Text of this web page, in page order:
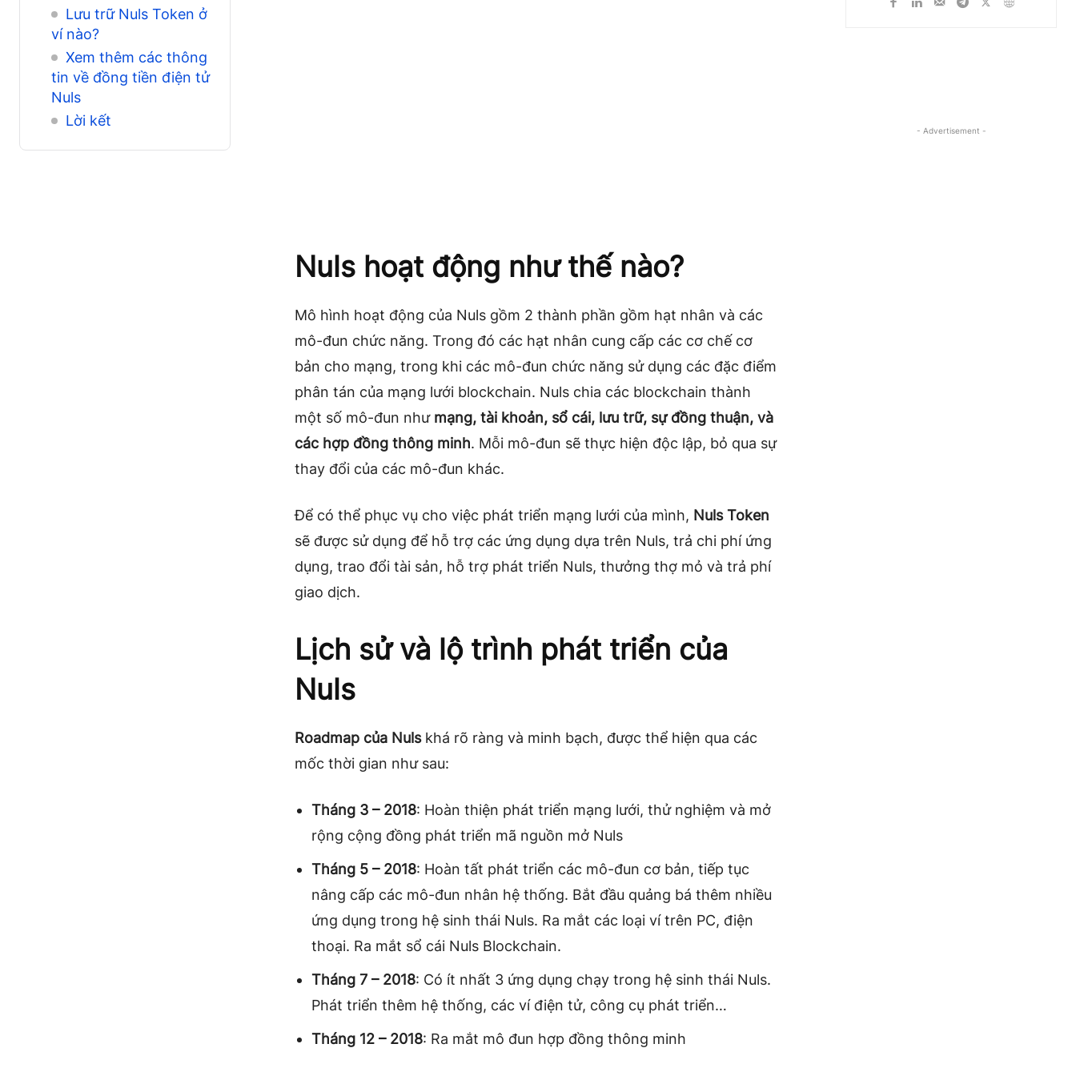
Lưu trữ Nuls Token ở
ví nào?
Xem thêm các thông
tin về đồng tiền điện tử
Nuls
Lời kết
Nuls hoạt động như thế nào?
Mô hình hoạt động của Nuls gồm 2 thành phần gồm hạt nhân và các
mô-đun chức năng. Trong đó các hạt nhân cung cấp các cơ chế cơ
bản cho mạng, trong khi các mô-đun chức năng sử dụng các đặc điểm
phân tán của mạng lưới blockchain. Nuls chia các blockchain thành
một số mô-đun như mạng, tài khoản, sổ cái, lưu trữ, sự đồng thuận, và
các hợp đồng thông minh. Mỗi mô-đun sẽ thực hiện độc lập, bỏ qua sự
thay đổi của các mô-đun khác.
Để có thể phục vụ cho việc phát triển mạng lưới của mình, Nuls Token
sẽ được sử dụng để hỗ trợ các ứng dụng dựa trên Nuls, trả chi phí ứng
dụng, trao đổi tài sản, hỗ trợ phát triển Nuls, thưởng thợ mỏ và trả phí
giao dịch.
Lịch sử và lộ trình phát triển của
Nuls
Roadmap của Nulskhá rõ ràng và minh bạch, được thể hiện qua các
mốc thời gian như sau:
Tháng 3 – 2018: Hoàn thiện phát triển mạng lưới, thử nghiệm và mở
rộng cộng đồng phát triển mã nguồn mở Nuls
Tháng 5 – 2018: Hoàn tất phát triển các mô-đun cơ bản, tiếp tục
nâng cấp các mô-đun nhân hệ thống. Bắt đầu quảng bá thêm nhiều
ứng dụng trong hệ sinh thái Nuls. Ra mắt các loại ví trên PC, điện
thoại. Ra mắt sổ cái Nuls Blockchain.
Tháng 7 – 2018: Có ít nhất 3 ứng dụng chạy trong hệ sinh thái Nuls.
Phát triển thêm hệ thống, các ví điện tử, công cụ phát triển…
Tháng 12 – 2018: Ra mắt mô đun hợp đồng thông minh
- Advertisement -